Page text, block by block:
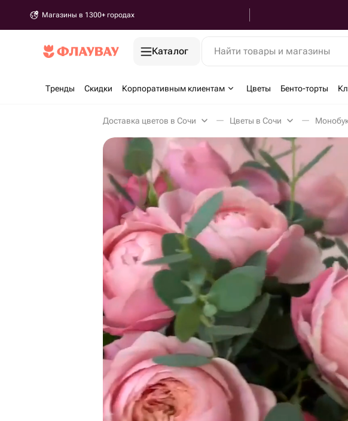
Магазины в 1300+ городах
Каталог Найти товары и магазины
Тренды Скидки Корпоративным клиентам Цветы Бенто-торты
Доставка цветов в Сочи Цветы в Сочи